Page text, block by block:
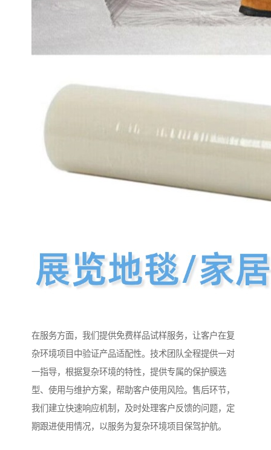
在服务方面，我们提供免费样品试样服务，让客户在复
杂环境项目中验证产品适配性。技术团队全程提供一对
一指导，根据复杂环境的特性，提供专属的保护膜选
型、使用与维护方案，帮助客户使用风险。售后环节，
我们建立快速响应机制，及时处理客户反馈的问题，定
期跟进使用情况，以服务为复杂环境项目保驾护航。